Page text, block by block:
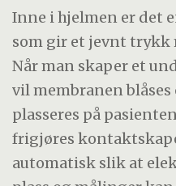
Inne i hjelmen er det
som gir et jevnt trykk
Når man skaper et
vil membranen blåses
plasseres på
frigjøres
automatisk slik at